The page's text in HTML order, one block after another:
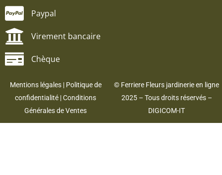
Paypal
Virement bancaire
Chèque
Mentions légales| Politique de
confidentialité |Conditions
Générales de Ventes
© Ferriere Fleurs jardinerie en ligne
2025 – Tous droits réservés –
DIGICOM-IT